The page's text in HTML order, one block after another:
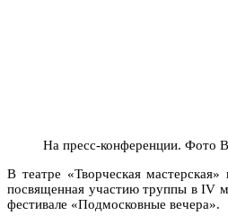
На пресс-конференции. Фото
В театре «Творческая
посвященная участию труппы в IV
фестивале «Подмосковные вечера».